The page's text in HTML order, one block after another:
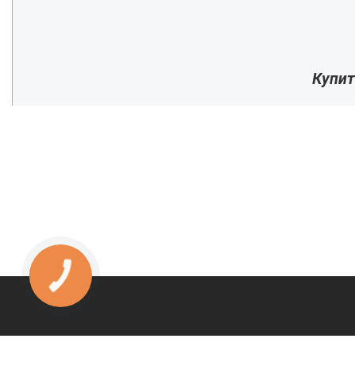
КНОПКА
ЗВ'ЯЗКУ